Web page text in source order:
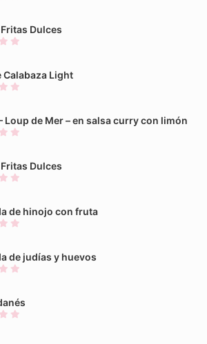
Dulces
Calabaza Light
Loup de Mer – en salsa curry con limón
Dulces
de hinojo con fruta
de judías y huevos